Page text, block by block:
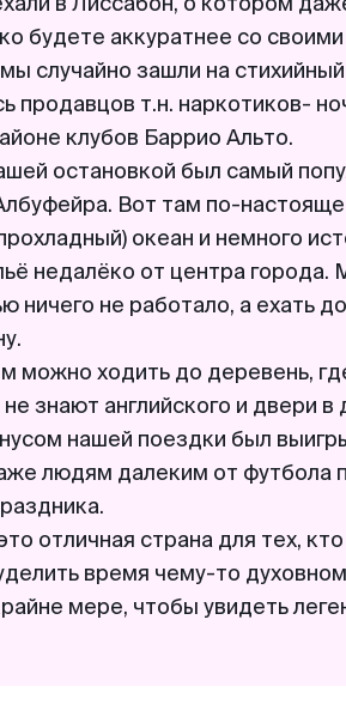
будете аккуратнее со
случайно зашли на
продавцов т.н. наркотиков-
клубов Баррио Альто.
остановкой был самый
Вот там по-
океан и немного
недалёко от центра
ничего не работало, а ехать
можно ходить до деревень,
знают английского и двери
нашей поездки был
людям далеким от футбола
отличная страна для тех,
время чему-то
мере, чтобы увидеть